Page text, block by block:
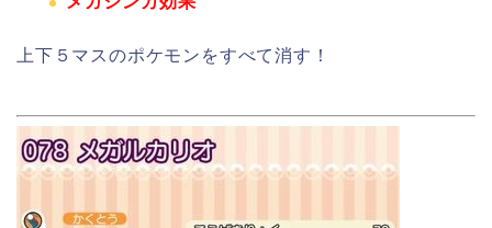
上下５マスのポケモンをすべて消す！